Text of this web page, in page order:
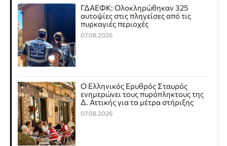
ΓΔΑΕΦΚ: Ολοκληρώθηκαν 325
αυτοψίες στις πληγείσες από τις
πυρκαγιές περιοχές
07.08.2026
Ο Ελληνικός Ερυθρός Σταυρός
ενημερώνει τους πυρόπληκτους της
Δ. Αττικής για τα μέτρα στήριξης
07.08.2026